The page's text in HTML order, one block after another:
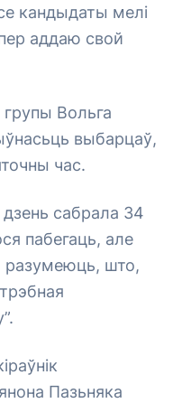
кандыдаты мелі
аддаю свой
групы Вольга
выбарцаў,
час.
сабрала 34
пабегаць, але
разумеюць, што,
Пазьняка